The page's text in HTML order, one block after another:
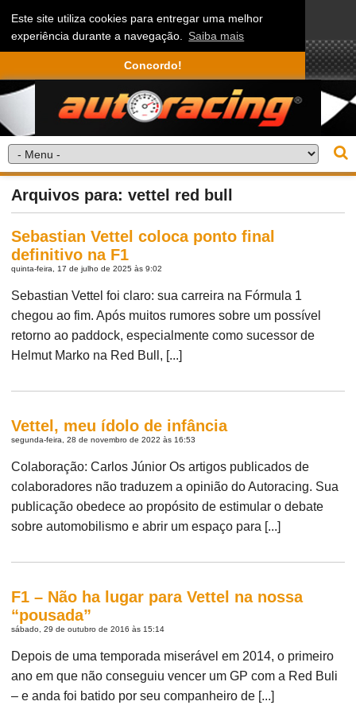
Este site utiliza cookies para entregar uma melhor
experiência durante a navegação. Saiba mais
Concordo!
Arquivos para: vettel red bull
Sebastian Vettel coloca ponto final
definitivo na F1
quinta-feira, 17 de julho de 2025 às 9:02
Sebastian Vettel foi claro: sua carreira na Fórmula 1
chegou ao fim. Após muitos rumores sobre um possível
retorno ao paddock, especialmente como sucessor de
Helmut Marko na Red Bull, [...]
Vettel, meu ídolo de infância
segunda-feira, 28 de novembro de 2022 às 16:53
Colaboração: Carlos Júnior Os artigos publicados de
colaboradores não traduzem a opinião do Autoracing. Sua
publicação obedece ao propósito de estimular o debate
sobre automobilismo e abrir um espaço para [...]
F1 – Não ha lugar para Vettel na nossa
“pousada”
sábado, 29 de outubro de 2016 às 15:14
Depois de uma temporada miserável em 2014, o primeiro
ano em que não conseguiu vencer um GP com a Red Buli
– e anda foi batido por seu companheiro de [...]